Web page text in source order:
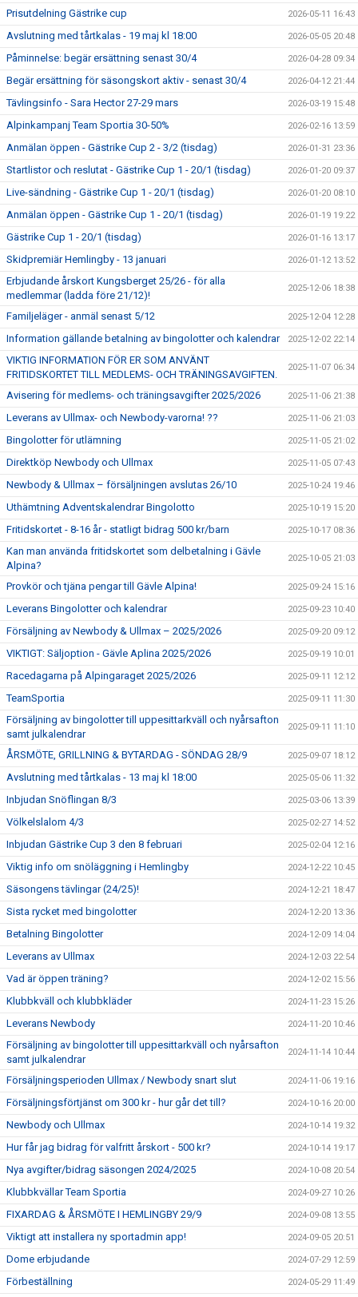
Prisutdelning Gästrike cup 2026-05-11 16:43
Avslutning med tårtkalas - 19 maj kl 18:00 2026-05-05 20:48
Påminnelse: begär ersättning senast 30/4 2026-04-28 09:34
Begär ersättning för säsongskort aktiv - senast 30/4 2026-04-12 21:44
Tävlingsinfo - Sara Hector 27-29 mars 2026-03-19 15:48
Alpinkampanj Team Sportia 30-50% 2026-02-16 13:59
Anmälan öppen - Gästrike Cup 2 - 3/2 (tisdag) 2026-01-31 23:36
Startlistor och reslutat - Gästrike Cup 1 - 20/1 (tisdag) 2026-01-20 09:37
Live-sändning - Gästrike Cup 1 - 20/1 (tisdag) 2026-01-20 08:10
Anmälan öppen - Gästrike Cup 1 - 20/1 (tisdag) 2026-01-19 19:22
Gästrike Cup 1 - 20/1 (tisdag) 2026-01-16 13:17
Skidpremiär Hemlingby - 13 januari 2026-01-12 13:52
Erbjudande årskort Kungsberget 25/26 - för alla
medlemmar (ladda före 21/12)!
2025-12-06 18:38
Familjeläger - anmäl senast 5/12 2025-12-04 12:28
Information gällande betalning av bingolotter och kalendrar 2025-12-02 22:14
VIKTIG INFORMATION FÖR ER SOM ANVÄNT
FRITIDSKORTET TILL MEDLEMS- OCH TRÄNINGSAVGIFTEN.
2025-11-07 06:34
Avisering för medlems- och träningsavgifter 2025/2026 2025-11-06 21:38
Leverans av Ullmax- och Newbody-varorna! ?? 2025-11-06 21:03
Bingolotter för utlämning 2025-11-05 21:02
Direktköp Newbody och Ullmax 2025-11-05 07:43
Newbody & Ullmax – försäljningen avslutas 26/10 2025-10-24 19:46
Uthämtning Adventskalendrar Bingolotto 2025-10-19 15:20
Fritidskortet - 8-16 år - statligt bidrag 500 kr/barn 2025-10-17 08:36
Kan man använda fritidskortet som delbetalning i Gävle
Alpina?
2025-10-05 21:03
Provkör och tjäna pengar till Gävle Alpina! 2025-09-24 15:16
Leverans Bingolotter och kalendrar 2025-09-23 10:40
Försäljning av Newbody & Ullmax – 2025/2026 2025-09-20 09:12
VIKTIGT: Säljoption - Gävle Aplina 2025/2026 2025-09-19 10:01
Racedagarna på Alpingaraget 2025/2026 2025-09-11 12:12
TeamSportia 2025-09-11 11:30
Försäljning av bingolotter till uppesittarkväll och nyårsafton
samt julkalendrar
2025-09-11 11:10
ÅRSMÖTE, GRILLNING & BYTARDAG - SÖNDAG 28/9 2025-09-07 18:12
Avslutning med tårtkalas - 13 maj kl 18:00 2025-05-06 11:32
Inbjudan Snöflingan 8/3 2025-03-06 13:39
Völkelslalom 4/3 2025-02-27 14:52
Inbjudan Gästrike Cup 3 den 8 februari 2025-02-04 12:16
Viktig info om snöläggning i Hemlingby 2024-12-22 10:45
Säsongens tävlingar (24/25)! 2024-12-21 18:47
Sista rycket med bingolotter 2024-12-20 13:36
Betalning Bingolotter 2024-12-09 14:04
Leverans av Ullmax 2024-12-03 22:54
Vad är öppen träning? 2024-12-02 15:56
Klubbkväll och klubbkläder 2024-11-23 15:26
Leverans Newbody 2024-11-20 10:46
Försäljning av bingolotter till uppesittarkväll och nyårsafton
samt julkalendrar
2024-11-14 10:44
Försäljningsperioden Ullmax / Newbody snart slut 2024-11-06 19:16
Försäljningsförtjänst om 300 kr - hur går det till? 2024-10-16 20:00
Newbody och Ullmax 2024-10-14 19:32
Hur får jag bidrag för valfritt årskort - 500 kr? 2024-10-14 19:17
Nya avgifter/bidrag säsongen 2024/2025 2024-10-08 20:54
Klubbkvällar Team Sportia 2024-09-27 10:26
FIXARDAG & ÅRSMÖTE I HEMLINGBY 29/9 2024-09-08 13:55
Viktigt att installera ny sportadmin app! 2024-09-05 20:51
Dome erbjudande 2024-07-29 12:59
Förbeställning 2024-05-29 11:49